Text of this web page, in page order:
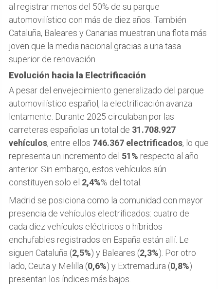
al registrar menos del 50% de su parque
automovilístico con más de diez años. También
Cataluña, Baleares y Canarias muestran una flota más
joven que la media nacional gracias a una tasa
superior de renovación.
Evolución hacia la Electrificación
A pesar del envejecimiento generalizado del parque
automovilístico español, la electrificación avanza
lentamente. Durante 2025 circulaban por las
carreteras españolas un total de 31.708.927
vehículos, entre ellos 746.367 electrificados, lo que
representa un incremento del 51% respecto al año
anterior. Sin embargo, estos vehículos aún
constituyen solo el 2,4%% del total.
Madrid se posiciona como la comunidad con mayor
presencia de vehículos electrificados: cuatro de
cada diez vehículos eléctricos o híbridos
enchufables registrados en España están allí. Le
siguen Cataluña (2,5%) y Baleares (2,3%). Por otro
lado, Ceuta y Melilla (0,6%) y Extremadura (0,8%)
presentan los índices más bajos.